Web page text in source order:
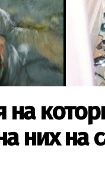
на
них на